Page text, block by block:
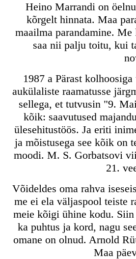
Heino Marrandi on
kõrgelt hinnata. Maa
maailma parandamine.
saa nii palju toitu, kui
1987 a Pärast
aukülaliste raamatusse
sellega, et tutvusin "9.
kõik: saavutused
ülesehitustöös. Ja eriti
ja mõistusega see kõik on
moodi. M. S. Gorbatsovi
21.
Võideldes oma rahva
me ei ela väljaspool teiste
meie kõigi ühine kodu. Siin
ka puhtus ja kord, nagu
omane on olnud. Arnold
Maa